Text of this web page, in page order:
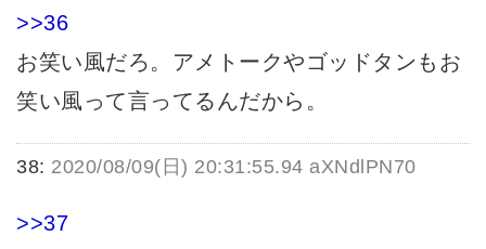
>>36
お笑い風だろ。アメトークやゴッドタンもお
笑い風って言ってるんだから。
38: 2020/08/09(日) 20:31:55.94 aXNdlPN70
>>37